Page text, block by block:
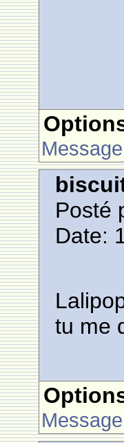
Message
Posté
Date:
tu me
Message